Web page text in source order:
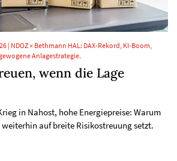
| NDOZ × Bethmann HAL: DAX-Rekord, KI-Boom,
Anlagestrategie.
wenn die Lage
in Nahost, hohe Energiepreise: Warum
auf breite Risikostreuung setzt.